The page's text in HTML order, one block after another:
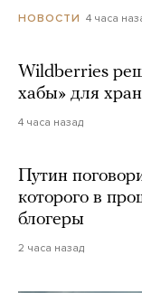
НОВОСТИ 4 часа
Wildberries
хабы» для
4 часа назад
Путин
которого в
блогеры
2 часа назад